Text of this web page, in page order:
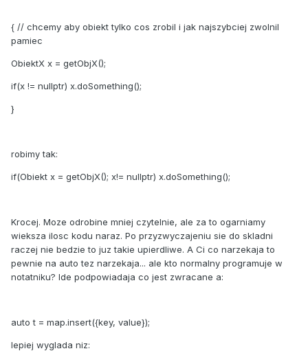
{ // chcemy aby obiekt tylko cos zrobil i jak najszybciej zwolnil
pamiec
ObiektX x = getObjX();
if(x != nullptr) x.doSomething();
}
robimy tak:
if(Obiekt x = getObjX(); x!= nullptr) x.doSomething();
Krocej. Moze odrobine mniej czytelnie, ale za to ogarniamy
wieksza ilosc kodu naraz. Po przyzwyczajeniu sie do skladni
raczej nie bedzie to juz takie upierdliwe. A Ci co narzekaja to
pewnie na auto tez narzekaja... ale kto normalny programuje w
notatniku? Ide podpowiadaja co jest zwracane a:
auto t = map.insert({key, value});
lepiej wyglada niz: